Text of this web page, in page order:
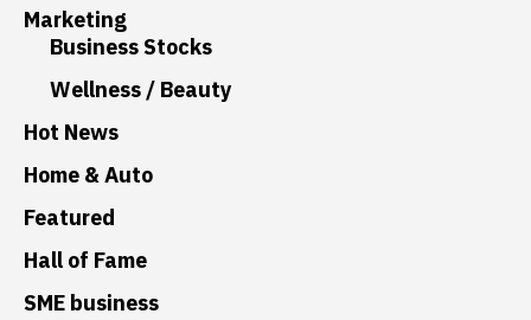
Marketing
Business Stocks
Wellness / Beauty
Hot News
Home & Auto
Featured
Hall of Fame
SME business